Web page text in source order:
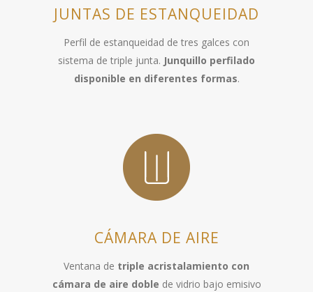
JUNTAS DE ESTANQUEIDAD
Perfil de estanqueidad de tres galces con
sistema de triple junta. Junquillo perfilado
disponible en diferentes formas.
CÁMARA DE AIRE
Ventana de triple acristalamiento con
cámara de aire doble de vidrio bajo emisivo